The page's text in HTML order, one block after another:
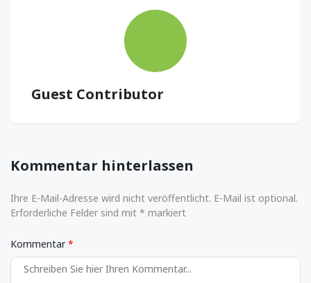
Guest Contributor
Kommentar hinterlassen
Ihre E-Mail-Adresse wird nicht veröffentlicht. E-Mail ist optional.
Erforderliche Felder sind mit * markiert
Kommentar